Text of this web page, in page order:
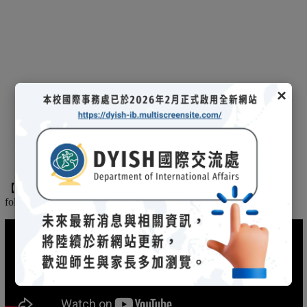
×
【 2025/03/08招生說明會- 114 學年度國際文憑課程暨海攬班 】
following is the record of the 2025/03/08 admission briefing.